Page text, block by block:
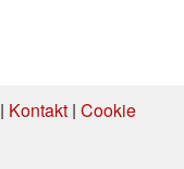
Kontakt| Cookie